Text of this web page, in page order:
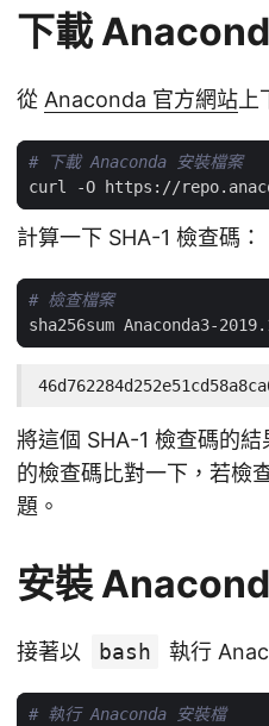
下載
從 Anaconda 官方網站上
# 下載 Anaconda 安裝檔案
計算一下 SHA-1 檢查碼：
# 檢查檔案
將這個 SHA-1 檢查碼的結
的檢查碼比對一下，若檢
題。
安裝
接著以 bash 執行
# 執行 Anaconda 安裝檔